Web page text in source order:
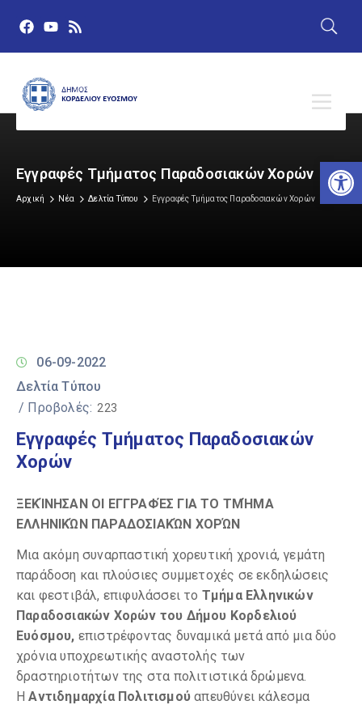
Εγγραφές Τμήματος Παραδοσιακών Χορών
Αρχική Νέα Δελτία Τύπου Εγγραφές Τμήματος Παραδοσιακών Χορών
06-09-2022
Δελτία Τύπου
/ Προβολές: 223
Εγγραφές Τμήματος Παραδοσιακών
Χορών
ΞΕΚΊΝΗΣΑΝ ΟΙ ΕΓΓΡΑΦΈΣ ΓΙΑ ΤΟ ΤΜΉΜΑ
ΕΛΛΗΝΙΚΏΝ ΠΑΡΑΔΟΣΙΑΚΏΝ ΧΟΡΏΝ
Μια ακόμη συναρπαστική χορευτική χρονιά, γεμάτη
παράδοση και πλούσιες συμμετοχές σε εκδηλώσεις
και φεστιβάλ, επιφυλάσσει το Τμήμα Ελληνικών
Παραδοσιακών Χορών του Δήμου Κορδελιού
Ευόσμου, επιστρέφοντας δυναμικά μετά από μια δύο
χρόνια υποχρεωτικής αναστολής των
δραστηριοτήτων της στα πολιτιστικά δρώμενα.
ΗΑντιδημαρχία Πολιτισμούαπευθύνει κάλεσμα